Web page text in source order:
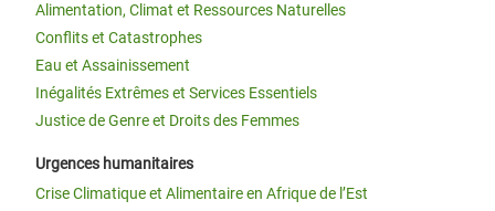
Alimentation, Climat et Ressources Naturelles
Conflits et Catastrophes
Eau et Assainissement
Inégalités Extrêmes et Services Essentiels
Justice de Genre et Droits des Femmes
Urgences humanitaires
Crise Climatique et Alimentaire en Afrique de l’Est